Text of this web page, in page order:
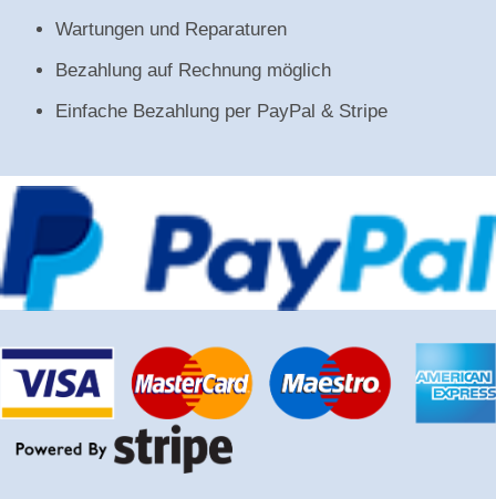
Wartungen und Reparaturen
Bezahlung auf Rechnung möglich
Einfache Bezahlung per PayPal & Stripe